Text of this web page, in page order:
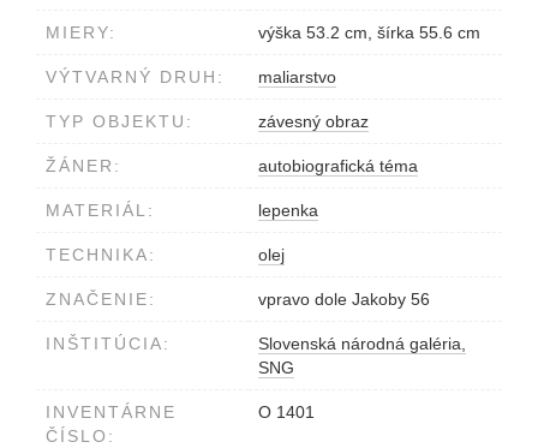
MIERY: výška 53.2 cm, šírka 55.6 cm
VÝTVARNÝ DRUH: maliarstvo
TYP OBJEKTU: závesný obraz
ŽÁNER: autobiografická téma
MATERIÁL: lepenka
TECHNIKA: olej
ZNAČENIE: vpravo dole Jakoby 56
INŠTITÚCIA:
Slovenská národná galéria,
SNG
INVENTÁRNE
ČÍSLO:
O 1401